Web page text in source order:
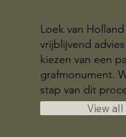
Loek van
vrijblijvend
kiezen van een
grafmonument.
stap van dit
View